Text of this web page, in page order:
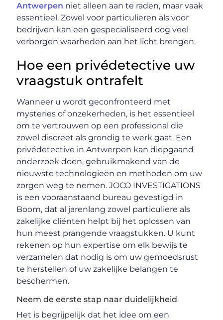
Antwerpen niet alleen aan te raden, maar vaak
essentieel. Zowel voor particulieren als voor
bedrijven kan een gespecialiseerd oog veel
verborgen waarheden aan het licht brengen.
Hoe een privédetective uw
vraagstuk ontrafelt
Wanneer u wordt geconfronteerd met
mysteries of onzekerheden, is het essentieel
om te vertrouwen op een professional die
zowel discreet als grondig te werk gaat. Een
privédetective in Antwerpen kan diepgaand
onderzoek doen, gebruikmakend van de
nieuwste technologieën en methoden om uw
zorgen weg te nemen. JOCO INVESTIGATIONS
is een vooraanstaand bureau gevestigd in
Boom, dat al jarenlang zowel particuliere als
zakelijke cliënten helpt bij het oplossen van
hun meest prangende vraagstukken. U kunt
rekenen op hun expertise om elk bewijs te
verzamelen dat nodig is om uw gemoedsrust
te herstellen of uw zakelijke belangen te
beschermen.
Neem de eerste stap naar duidelijkheid
Het is begrijpelijk dat het idee om een